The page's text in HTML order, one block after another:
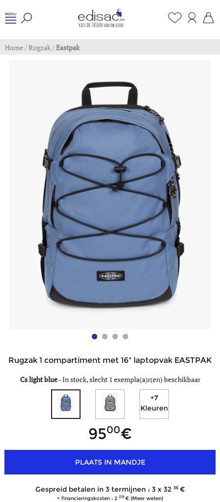
Home/Rugzak/Eastpak
Rugzak 1 compartiment met 16" laptopvak EASTPAK
Cs light blue-In stock, slecht 1 exempla(a)r(en) beschikbaar
+7
Kleuren
9500
PLAATS IN MANDJE
Gespreid betalen in 3 termijnen : 3 x 32 36
+ financieringskosten : 2 09 (Meer weten)